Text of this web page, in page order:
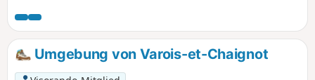
nicht eine Wanderung mit einem Picknick am Ufer der Tille
in Lux, zum Beispiel im angelegten Park?
Umgebung von Varois-et-Chaignot